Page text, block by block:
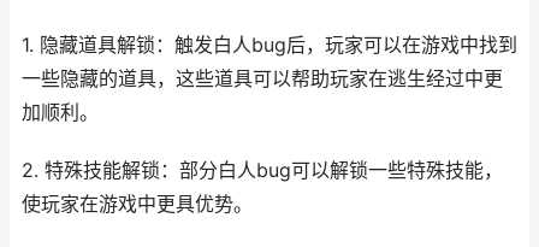
1. 隐藏道具解锁：触发白人bug后，玩家可以在游戏中找到
一些隐藏的道具，这些道具可以帮助玩家在逃生经过中更
加顺利。
2. 特殊技能解锁：部分白人bug可以解锁一些特殊技能，
使玩家在游戏中更具优势。